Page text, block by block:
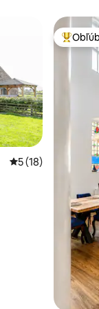
Priemerné
5 (18)